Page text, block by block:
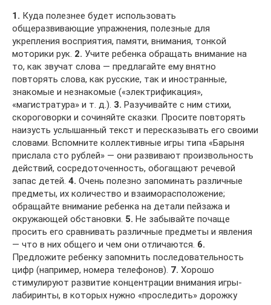
1. Куда полезнее будет использовать
общеразвивающие упражнения, полезные для
укрепления восприятия, памяти, внимания, тонкой
моторики рук. 2. Учите ребенка обращать внимание на
то, как звучат слова — предлагайте ему внятно
повторять слова, как русские, так и иностранные,
знакомые и незнакомые («электрификация»,
«магистратура» и т. д.). 3. Разучивайте с ним стихи,
скороговорки и сочиняйте сказки. Просите повторять
наизусть услышанный текст и пересказывать его своими
словами. Вспомните коллективные игры типа «Барыня
прислала сто рублей» — они развивают произвольность
действий, сосредоточенность, обогащают речевой
запас детей. 4. Очень полезно запоминать различные
предметы, их количество и взаиморасположение;
обращайте внимание ребенка на детали пейзажа и
окружающей обстановки. 5. Не забывайте почаще
просить его сравнивать различные предметы и явления
— что в них общего и чем они отличаются. 6.
Предложите ребенку запомнить последовательность
цифр (например, номера телефонов). 7. Хорошо
стимулируют развитие концентрации внимания игры-
лабиринты, в которых нужно «проследить» дорожку